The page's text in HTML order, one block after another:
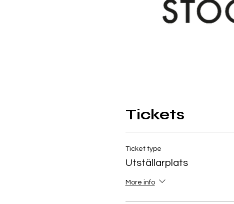
Tickets
Ticket type
Utställarplats
More info